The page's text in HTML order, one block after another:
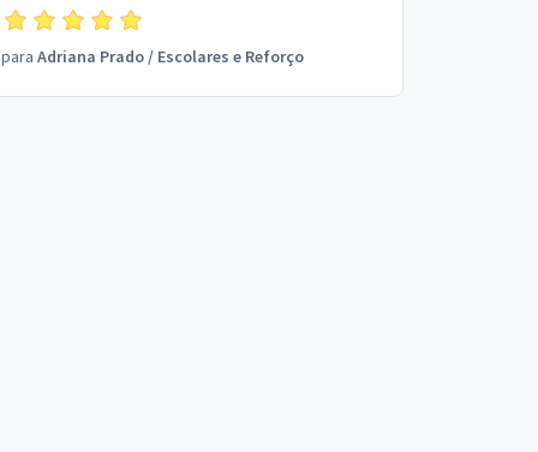
para Adriana Prado/ Escolares e Reforço